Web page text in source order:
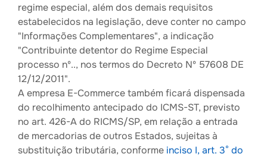
regime especial, além dos demais requisitos
estabelecidos na legislação, deve conter no campo
"Informações Complementares", a indicação
"Contribuinte detentor do Regime Especial
processo nº.., nos termos do Decreto Nº 57608 DE
12/12/2011".
A empresa E-Commerce também ficará dispensada
do recolhimento antecipado do ICMS-ST, previsto
no art. 426-A do RICMS/SP, em relação a entrada
de mercadorias de outros Estados, sujeitas à
substituição tributária, conforme inciso I, art. 3° do